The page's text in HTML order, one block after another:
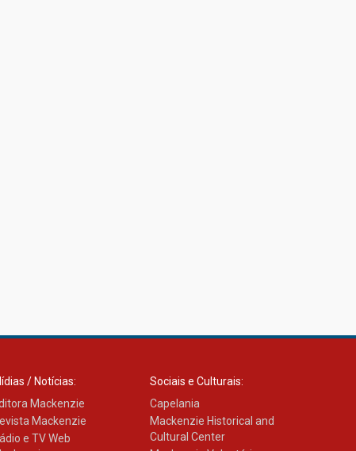
/ Notícias:
Mackenzie
Mackenzie
e TV Web
Sociais e Culturais:
Capelania
Mackenzie Historical and
Cultural Center